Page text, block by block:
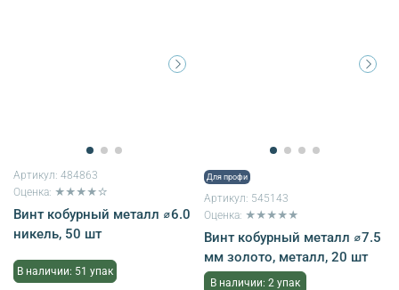
Артикул: 484863
Оценка: ★★★★☆
Винт кобурный металл ⌀6.0
никель, 50 шт
В наличии: 51 упак
Для профи
Артикул: 545143
Оценка: ★★★★★
Винт кобурный металл ⌀7.5
мм золото, металл, 20 шт
В наличии: 2 упак